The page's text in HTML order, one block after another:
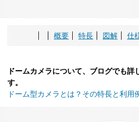
概要 特長 図解 仕
ドームカメラについて、ブログでも詳
す。
ドーム型カメラとは？その特長と利用